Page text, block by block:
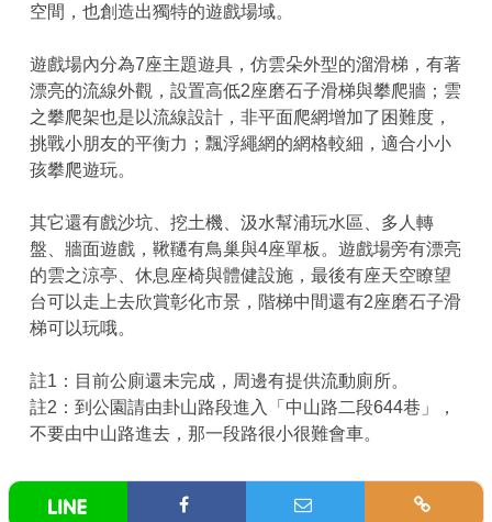
空間，也創造出獨特的遊戲場域。
遊戲場內分為7座主題遊具，仿雲朵外型的溜滑梯，有著
漂亮的流線外觀，設置高低2座磨石子滑梯與攀爬牆；雲
之攀爬架也是以流線設計，非平面爬網增加了困難度，
挑戰小朋友的平衡力；飄浮繩網的網格較細，適合小小
孩攀爬遊玩。
其它還有戲沙坑、挖土機、汲水幫浦玩水區、多人轉
盤、牆面遊戲，鞦韆有鳥巢與4座單板。遊戲場旁有漂亮
的雲之涼亭、休息座椅與體健設施，最後有座天空瞭望
台可以走上去欣賞彰化市景，階梯中間還有2座磨石子滑
梯可以玩哦。
註1：目前公廁還未完成，周邊有提供流動廁所。
註2：到公園請由卦山路段進入「中山路二段644巷」，
不要由中山路進去，那一段路很小很難會車。